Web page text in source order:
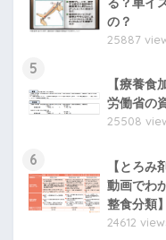
の？
25887
5
【療養食
労働省の
25508
6
【とろ
動画でわ
整食分類】
24612